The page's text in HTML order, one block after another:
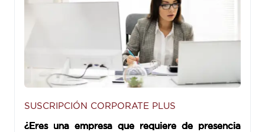
SUSCRIPCIÓN CORPORATE PLUS
¿Eres una empresa que requiere de presencia